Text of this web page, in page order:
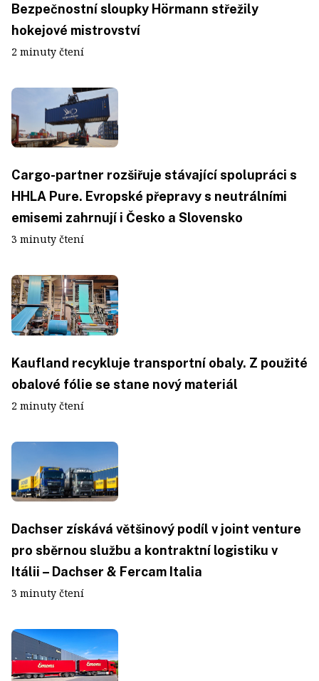
Bezpečnostní sloupky Hörmann střežily
hokejové mistrovství
2 minuty čtení
Cargo-partner rozšiřuje stávající spolupráci s
HHLA Pure. Evropské přepravy s neutrálními
emisemi zahrnují i Česko a Slovensko
3 minuty čtení
Kaufland recykluje transportní obaly. Z použité
obalové fólie se stane nový materiál
2 minuty čtení
Dachser získává většinový podíl v joint venture
pro sběrnou službu a kontraktní logistiku v
Itálii – Dachser & Fercam Italia
3 minuty čtení